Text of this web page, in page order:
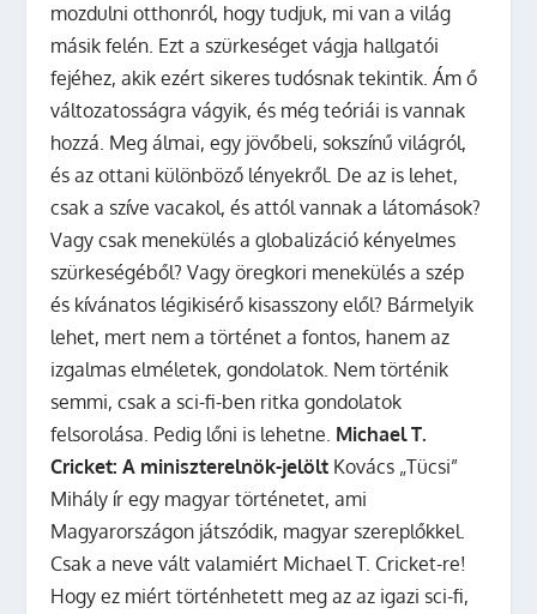
mozdulni otthonról, hogy tudjuk, mi van a világ
másik felén. Ezt a szürkeséget vágja hallgatói
fejéhez, akik ezért sikeres tudósnak tekintik. Ám ő
változatosságra vágyik, és még teóriái is vannak
hozzá. Meg álmai, egy jövőbeli, sokszínű világról,
és az ottani különböző lényekről. De az is lehet,
csak a szíve vacakol, és attól vannak a látomások?
Vagy csak menekülés a globalizáció kényelmes
szürkeségéből? Vagy öregkori menekülés a szép
és kívánatos légikisérő kisasszony elől? Bármelyik
lehet, mert nem a történet a fontos, hanem az
izgalmas elméletek, gondolatok. Nem történik
semmi, csak a sci-fi-ben ritka gondolatok
felsorolása. Pedig lőni is lehetne. Michael T.
Cricket: A miniszterelnök-jelölt Kovács „Tücsi”
Mihály ír egy magyar történetet, ami
Magyarországon játszódik, magyar szereplőkkel.
Csak a neve vált valamiért Michael T. Cricket-re!
Hogy ez miért történhetett meg az az igazi sci-fi,